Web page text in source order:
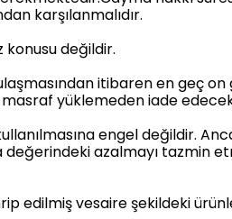
karşılanmalıdır.
konusu değildir.
itibaren en geç on
yüklemeden iade
engel değildir.
değerindeki azalmayı tazmin
edilmiş vesaire şekildeki